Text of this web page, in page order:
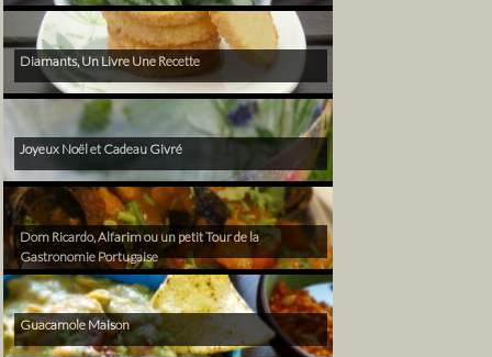
Diamants, Un Livre Une Recette
Joyeux Noël et Cadeau Givré
Dom Ricardo, Alfarim ou un petit Tour de la
Gastronomie Portugaise
Guacamole Maison